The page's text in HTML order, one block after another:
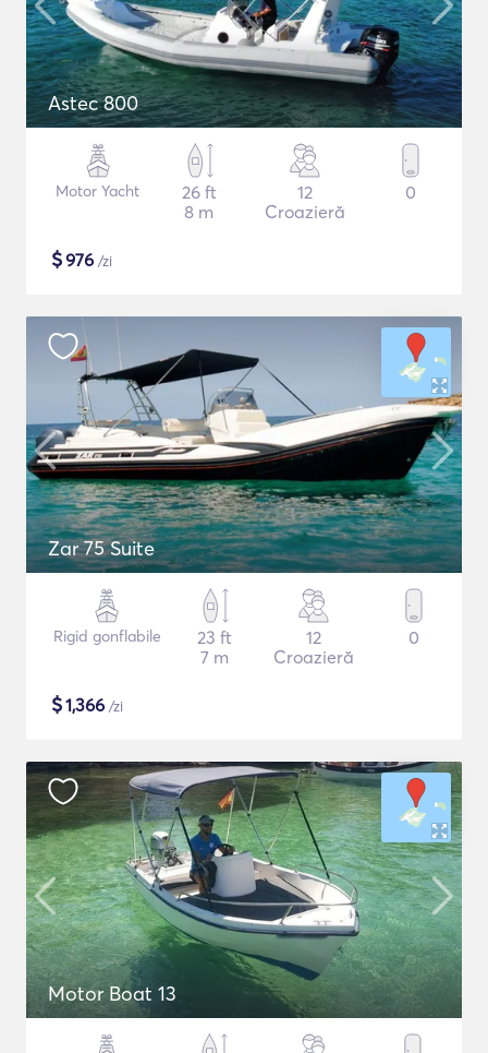
Astec 800
Motor Yacht
26 ft
8 m
12
Croazieră
0
$976 /zi
Zar 75 Suite
Rigid gonflabile
23 ft
7 m
12
Croazieră
0
$1,366 /zi
Motor Boat 13